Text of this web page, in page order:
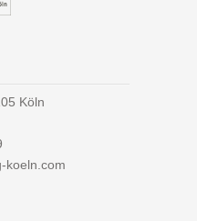
Köln
koeln.com